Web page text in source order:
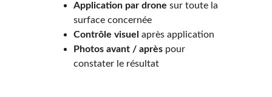
Application par drone sur toute la
surface concernée
Contrôle visuel après application
Photos avant / après pour
constater le résultat